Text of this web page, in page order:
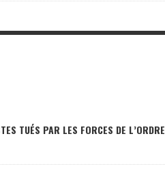
TUÉS PAR LES FORCES DE L’ORDRE